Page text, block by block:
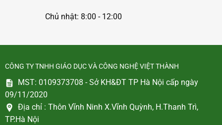
Chủ nhật: 8:00 - 12:00
CÔNG TY TNHH GIÁO DỤC VÀ CÔNG NGHỆ VIỆT THÀNH
MST: 0109373708 - Sở KH&ĐT TP Hà Nội cấp ngày
09/11/2020
Địa chỉ : Thôn Vĩnh Ninh X.Vĩnh Quỳnh, H.Thanh Trì,
TP.Hà Nội